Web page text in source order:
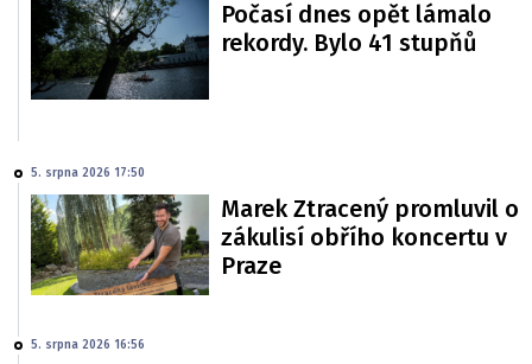
Počasí dnes opět lámalo
rekordy. Bylo 41 stupňů
5. srpna 2026 17:50
Marek Ztracený promluvil o
zákulisí obřího koncertu v
Praze
5. srpna 2026 16:56